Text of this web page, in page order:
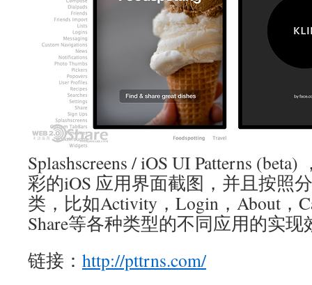
Splashscreens / iOS UI Patterns
彩的iOS 应用界面截图，并且按照
类，比如Activity，Login，About，
Share等各种类型的不同应用的实现
链接： http://pttrns.com/